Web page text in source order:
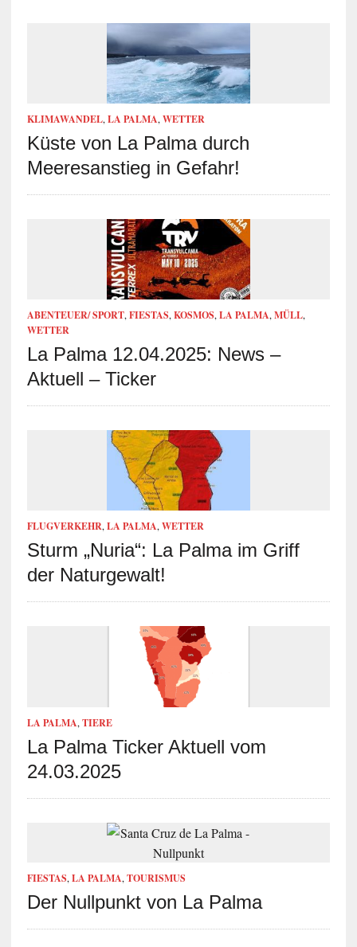
KLIMAWANDEL,LA PALMA,WETTER
Küste von La Palma durch
Meeresanstieg in Gefahr!
ABENTEUER/ SPORT,FIESTAS,KOSMOS,LA PALMA,MÜLL,
WETTER
La Palma 12.04.2025: News –
Aktuell – Ticker
FLUGVERKEHR,LA PALMA,WETTER
Sturm „Nuria“: La Palma im Griff
der Naturgewalt!
LA PALMA, TIERE
La Palma Ticker Aktuell vom
24.03.2025
FIESTAS, LA PALMA, TOURISMUS
Der Nullpunkt von La Palma